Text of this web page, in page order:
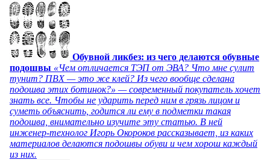
Обувной ликбез: из чего делаются обувные
подошвы «Чем отличается ТЭП от ЭВА? Что мне сулит
тунит? ПВХ — это же клей? Из чего вообще сделана
подошва этих ботинок?» — современный покупатель хочет
знать все. Чтобы не ударить перед ним в грязь лицом и
суметь объяснить, годится ли ему в подметки такая
подошва, внимательно изучите эту статью. В ней
инженер-технолог Игорь Окороков рассказывает, из каких
материалов делаются подошвы обуви и чем хорош каждый
из них.